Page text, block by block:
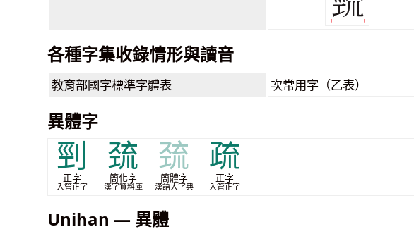
各種字集收錄情形與讀音
教育部國字標準字體表 次常用字（乙表）
異體字
剄
正字
入管正字
巯
簡化字
漢字資料庫
巯
簡體字
漢語大字典
疏
正字
入管正字
Unihan — 異體